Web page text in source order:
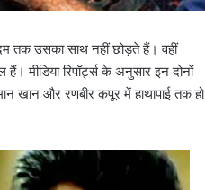
तक उसका साथ नहीं छोड़ते हैं। वहीं
मीडिया रिपॉर्ट्स के अनुसार इन दोनों
खान और रणबीर कपूर में हाथापाई तक हो